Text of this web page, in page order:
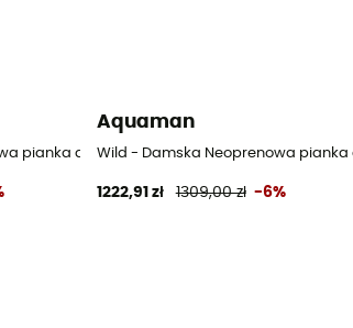
pianka do pływania triathlon
Aquaman
Wild - Damska Neoprenowa pianka
1222,91 zł 1309,00 zł -6%